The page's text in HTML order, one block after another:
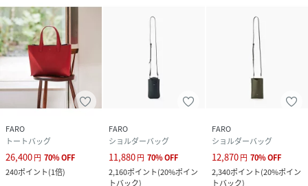
穏やかな水面に浮かぶ波紋に見立てた曲線を落とし込んだデ
ザインは流行に左右されず、長く愛用できる落ち着きがあり
ます。
レザーとステッチとコバ、それぞれを同じ色ではなく、異な
るトーンとトーンを重ねることでグラデーションをつけシン
プルながら陰影を楽しめるように工夫。
イタリアスムースレザーと人工スエードを緻密に貼り合わ
せ、両サイドをコバ面で仕上げることで生まれるドレープの
美しさを楽しめます。
凪のように穏やかな、安らぎや心地よさを感じるプロダクト
をお楽しみください。
FARO
トートバッグ
26,400円 70%OFF
240ポイント(1倍)
FARO
ショルダーバッグ
11,880円 70%OFF
2,160ポイント(20%ポイン
トバック)
FARO
ショルダーバッグ
12,870円 70%OFF
2,340ポイント(20%ポイン
トバック)